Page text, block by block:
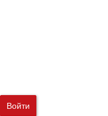
Войти